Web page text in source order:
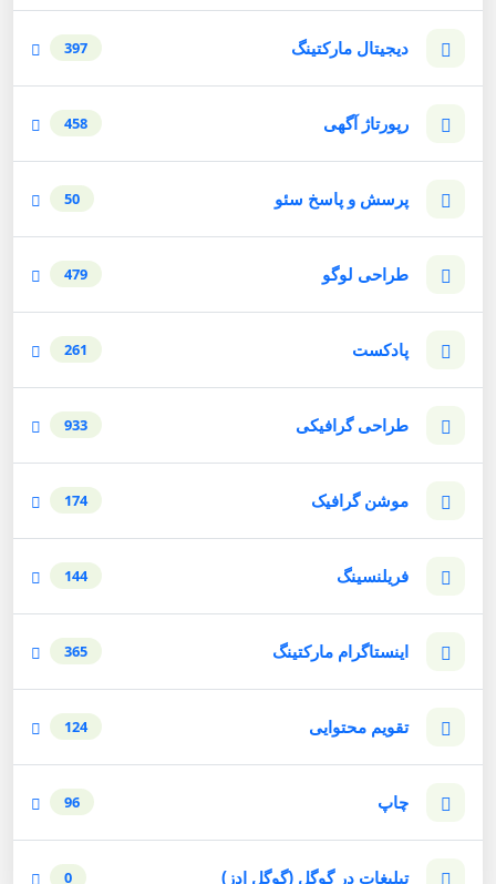
دیجیتال مارکتینگ 397
رپورتاژ آگهی 458
پرسش و پاسخ سئو 50
طراحی لوگو 479
پادکست 261
طراحی گرافیکی 933
موشن گرافیک 174
فریلنسینگ 144
اینستاگرام مارکتینگ 365
تقویم محتوایی 124
چاپ 96
تبلیغات در گوگل (گوگل ادز) 0